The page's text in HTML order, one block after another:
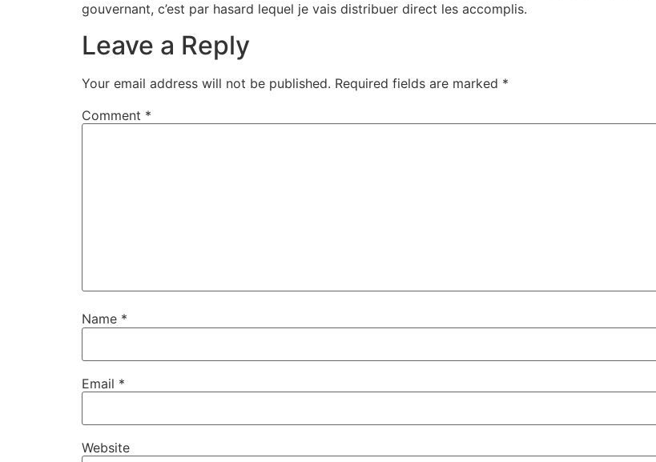
gouvernant, c’est par hasard lequel je vais distribuer direct les accomplis.
Leave a Reply
Your email address will not be published. Required fields are marked *
Comment *
Name *
Email *
Website